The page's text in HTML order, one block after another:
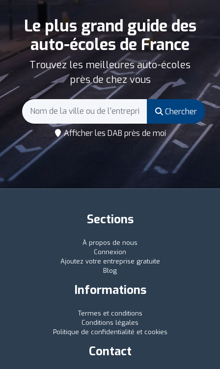
Le plus grand guide des
auto-écoles de France
Trouvez les meilleures auto-écoles
près de chez vous
Chercher
Afficher les DAB près de moi
Sections
À propos de nous
Connexion
Ajoutez votre entreprise gratuite
Blog
Informations
Termes et conditions
Conditions légales
Politique de confidentialité et cookies
Contact